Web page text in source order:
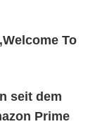
To
seit dem
Prime